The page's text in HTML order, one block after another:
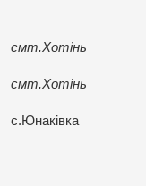
смт.Хотiнь
смт.Хотiнь
с.Юнакiвка